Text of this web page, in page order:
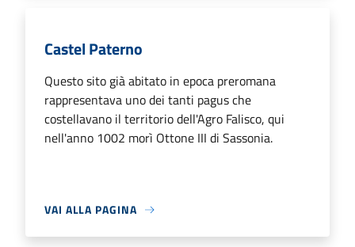
Castel Paterno
Questo sito già abitato in epoca preromana
rappresentava uno dei tanti pagus che
costellavano il territorio dell'Agro Falisco, qui
nell'anno 1002 morì Ottone III di Sassonia.
VAI ALLA PAGINA